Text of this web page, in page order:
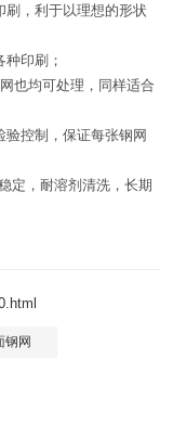
，利于以理想的形状
印刷；
也均可处理，同样适合
控制，保证每张钢网
定，耐溶剂清洗，长期
钢网